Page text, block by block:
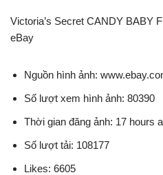
Victoria’s Secret CANDY BABY
eBay
Nguồn hình ảnh:
Số lượt xem hình ảnh: 80390
Thời gian đăng ảnh: 17 hours
Số lượt tải: 108177
Likes: 6605